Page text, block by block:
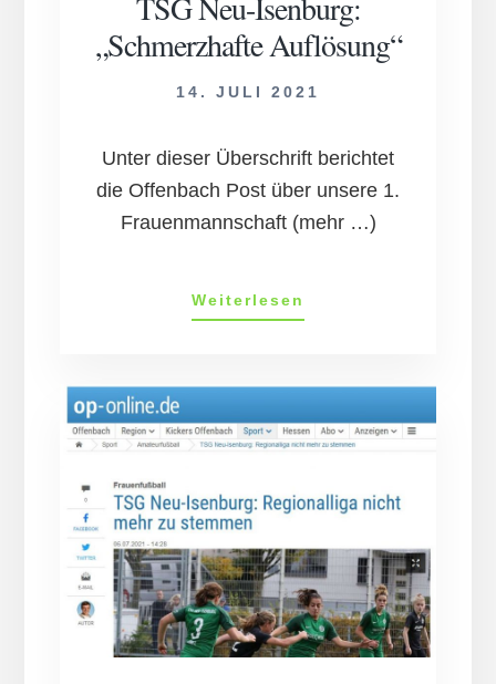
„Schmerz­hafte Auf­lös­ung“
14. JULI 2021
Unter dieser Überschrift berichtet
die Offenbach Post über unsere 1.
Frauenmannschaft (mehr …)
Weiterlesen
Neu-
hafte
Auf­
ung“